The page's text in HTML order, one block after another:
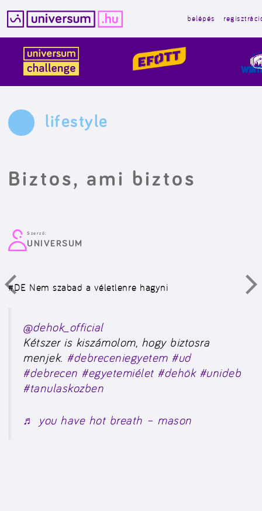
tartalomba
belépés
lifestyle
Biztos, ami biztos
Szerző:
UNIVERSUM
#DE Nem szabad a véletlenre hagyni
@dehok_official
Kétszer is kiszámolom, hogy biztosra
menjek. #debreceniegyetem #ud
#debrecen #egyetemiélet #dehök #unideb
#tanulaskozben
♬ you have hot breath – mason